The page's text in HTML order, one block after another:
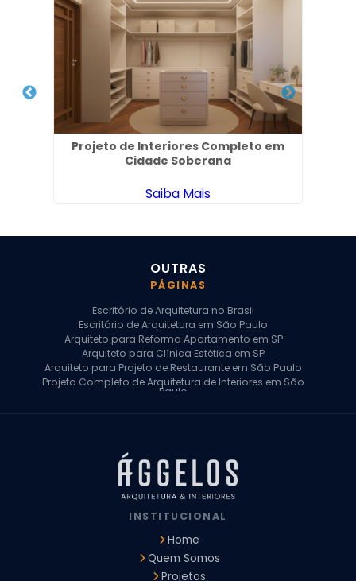
Projeto de Interiores Completo em
Cidade Soberana
Saiba Mais
OUTRAS
PÁGINAS
Escritório de Arquitetura no Brasil
Escritório de Arquitetura em São Paulo
Arquiteto para Reforma Apartamento em SP
Arquiteto para Clínica Estética em SP
Arquiteto para Projeto de Restaurante em São Paulo
Projeto Completo de Arquitetura de Interiores em São
Paulo
Arquiteto para Projeto Comercial em São Paulo
Arquiteto Comercial
Arquiteto para Reforma de Apartamento
Arquiteto para Reforma Residencial
Arquitetura para Reforma de Casas
Design de Interiores Apartamentos
Design de Interiores Residencial
Empresa de Arquitetura e Design
INSTITUCIONAL
Home
Quem Somos
Projetos